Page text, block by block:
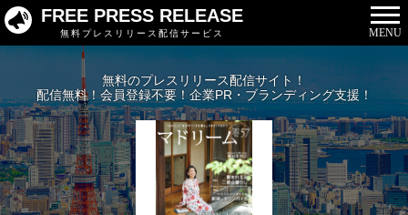
FREE PRESS RELEASE
無料プレスリリース配信サービス MENU
無料のプレスリリース配信サイト！
配信無料！会員登録不要！企業PR・ブランディング支援！